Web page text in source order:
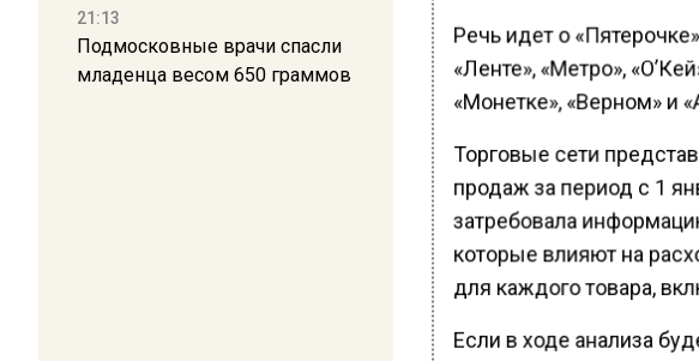
21:13
Подмосковные врачи спасли
младенца весом 650 граммов
Речь идет о
«Ленте», «Метро»,
«Монетке», «Верном» и
Торговые сети
продаж за период с 1
затребовала
которые влияют на
для каждого товара,
Если в ходе анализа